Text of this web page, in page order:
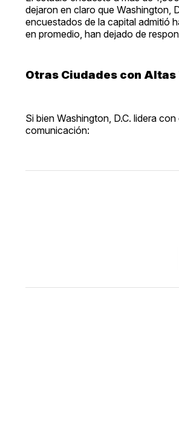
dejaron en claro que Washington,
encuestados de la capital admitió
en promedio, han dejado de
Otras Ciudades con Altas
Si bien Washington, D.C. lidera
comunicación: